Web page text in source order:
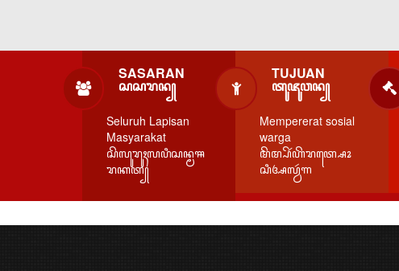
SASARAN
ꦱꦱꦫꦤ꧀
Seluruh Lapisan
Masyarakat
ꦱꦼꦭꦸꦫꦸꦃꦭꦥꦶꦱꦤ꧀ꦩꦯ
ꦫꦏꦠ꧀
TUJUAN
ꦠꦸꦗꦸꦮꦤ꧀
Mempererat sosial
warga
ꦩꦼꦩ꧀ꦥꦼꦂꦲꦼꦫꦠ꧀ꦱꦺꦴ
ꦱꦶꦄꦭ꧀ꦮꦂꦒ